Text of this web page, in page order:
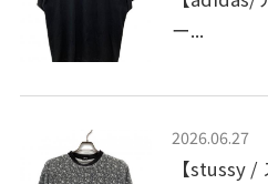
ー...
2026.06.27
【stussy